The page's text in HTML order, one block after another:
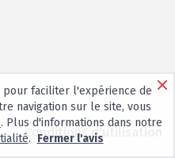
Conditions d'utilisation
pour faciliter l'expérience de
navigation sur le site, vous
. Plus d'informations dans notre
. Fermer l'avis